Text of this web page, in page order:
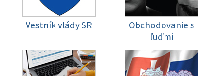
Vestník vlády SR
Obchodovanie s
ľuďmi